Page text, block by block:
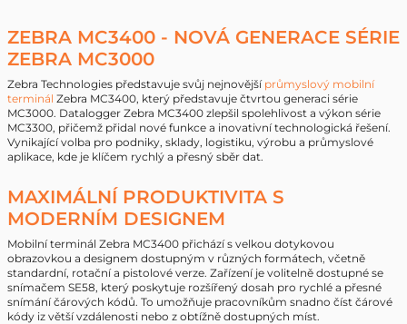
ZEBRA MC3400 - NOVÁ GENERACE SÉRIE
ZEBRA MC3000
Zebra Technologies představuje svůj nejnovější průmyslový mobilní
terminál Zebra MC3400, který představuje čtvrtou generaci série
MC3000. Datalogger Zebra MC3400 zlepšil spolehlivost a výkon série
MC3300, přičemž přidal nové funkce a inovativní technologická řešení.
Vynikající volba pro podniky, sklady, logistiku, výrobu a průmyslové
aplikace, kde je klíčem rychlý a přesný sběr dat.
MAXIMÁLNÍ PRODUKTIVITA S
MODERNÍM DESIGNEM
Mobilní terminál Zebra MC3400 přichází s velkou dotykovou
obrazovkou a designem dostupným v různých formátech, včetně
standardní, rotační a pistolové verze. Zařízení je volitelně dostupné se
snímačem SE58, který poskytuje rozšířený dosah pro rychlé a přesné
snímání čárových kódů. To umožňuje pracovníkům snadno číst čárové
kódy iz větší vzdálenosti nebo z obtížně dostupných míst.